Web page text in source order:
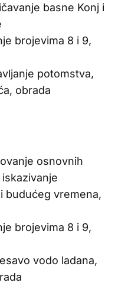
basne Konj i
brojevima 8 i 9,
potomstva,
obrada
osnovnih
budućeg vremena,
brojevima 8 i 9,
vodo ladana,